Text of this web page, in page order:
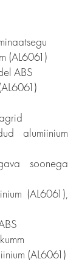
(AL6061)
ABS
alumiinium
soonega
(AL6061),
(AL6061)